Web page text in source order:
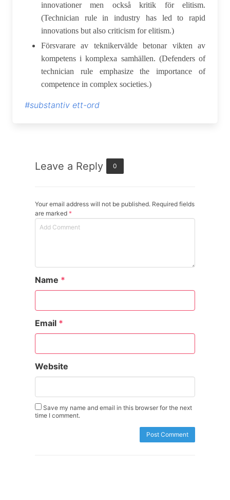
innovationer men också kritik för elitism.
(Technician rule in industry has led to rapid
innovations but also criticism for elitism.)
Försvarare av teknikervälde betonar vikten av
kompetens i komplexa samhällen. (Defenders of
technician rule emphasize the importance of
competence in complex societies.)
#substantiv ett-ord
Leave a Reply 0
Your email address will not be published. Required fields
are marked *
Name *
Email *
Website
Save my name and email in this browser for the next
time I comment.